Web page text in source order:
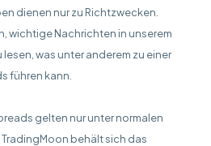
dienen nur zu Richtzwecken.
wichtige Nachrichten in unserem
was unter anderem zu einer
führen kann.
gelten nur unter normalen
behält sich das